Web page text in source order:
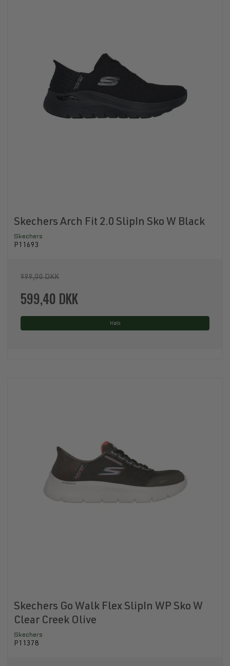
Skechers Arch Fit 2.0 SlipIn Sko W Black
Skechers
P11693
999,00 DKK
599,40 DKK
Køb
Skechers Go Walk Flex SlipIn WP Sko W
Clear Creek Olive
Skechers
P11378